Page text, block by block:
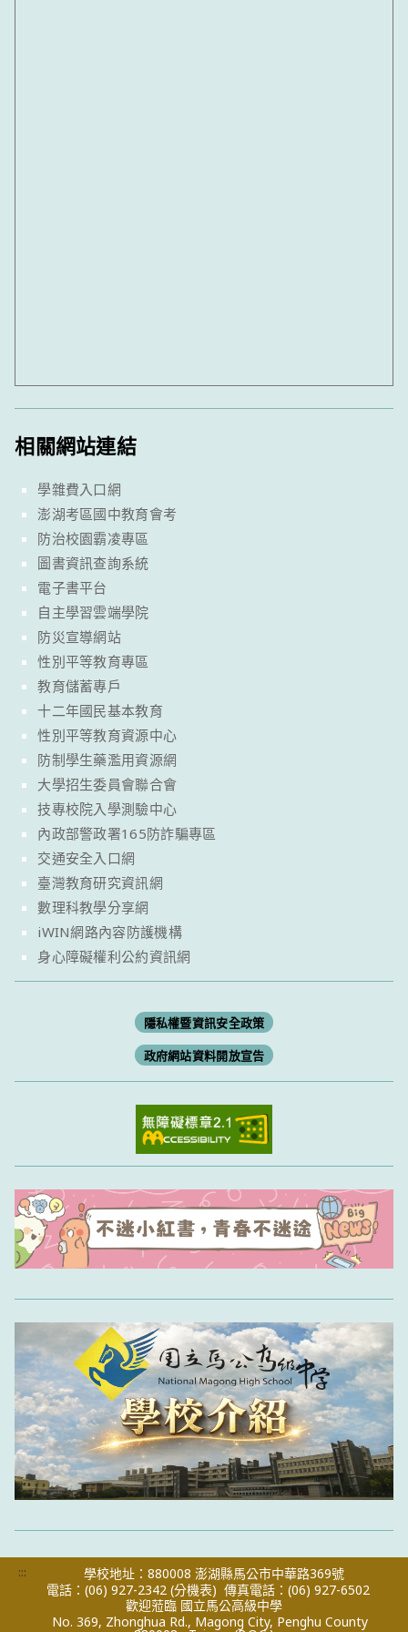
相關網站連結
學雜費入口網
澎湖考區國中教育會考
防治校園霸凌專區
圖書資訊查詢系統
電子書平台
自主學習雲端學院
防災宣導網站
性別平等教育專區
教育儲蓄專戶
十二年國民基本教育
性別平等教育資源中心
防制學生藥濫用資源網
大學招生委員會聯合會
技專校院入學測驗中心
內政部警政署165防詐騙專區
交通安全入口網
臺灣教育研究資訊網
數理科教學分享網
iWIN網路內容防護機構
身心障礙權利公約資訊網
隱私權暨資訊安全政策
政府網站資料開放宣告
:::
學校地址：880008 澎湖縣馬公市中華路369號
電話：(06) 927-2342 (分機表) 傳真電話：(06) 927-6502
歡迎蒞臨 國立馬公高級中學
No. 369, Zhonghua Rd., Magong City, Penghu County